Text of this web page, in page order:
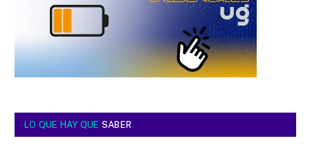
LO QUE HAY QUE SABER